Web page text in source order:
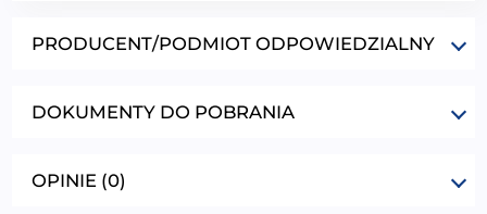
PRODUCENT/PODMIOT ODPOWIEDZIALNY
DOKUMENTY DO POBRANIA
OPINIE (0)